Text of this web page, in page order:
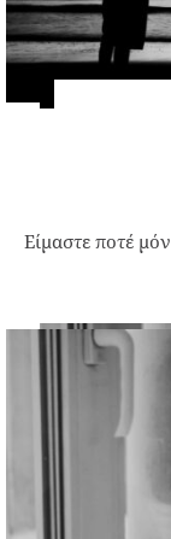
Είμαστε ποτέ